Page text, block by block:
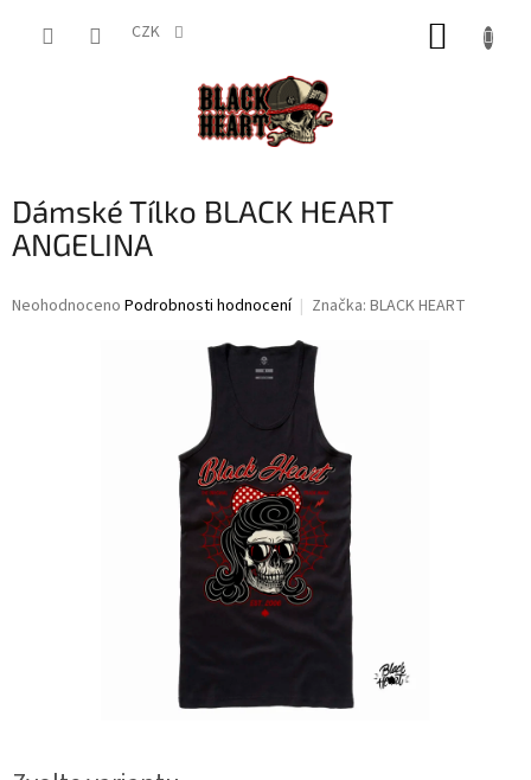
CZK
Dámské Tílko BLACK HEART
ANGELINA
Průměrné
Neohodnoceno Podrobnosti hodnocení Značka: BLACK HEART